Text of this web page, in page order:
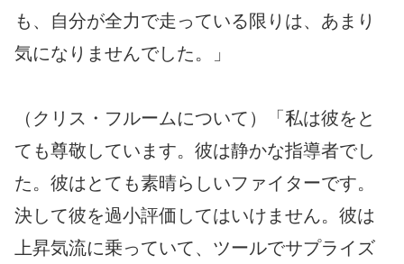
も、自分が全力で走っている限りは、あまり
気になりませんでした。」
（クリス・フルームについて）「私は彼をと
ても尊敬しています。彼は静かな指導者でし
た。彼はとても素晴らしいファイターです。
決して彼を過小評価してはいけません。彼は
上昇気流に乗っていて、ツールでサプライズ